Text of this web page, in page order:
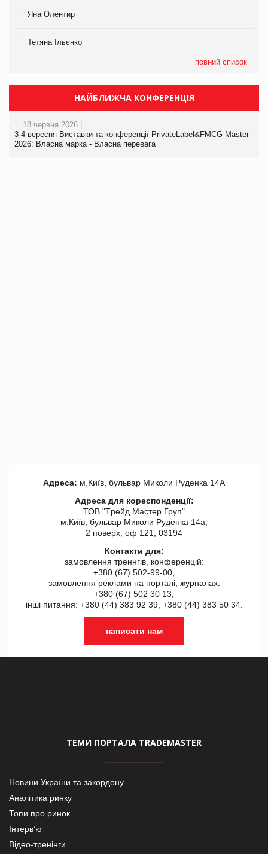
Яна Олентир
Тетяна Ільєнко
повний список
НАЙБЛИЖЧА КОНФЕРЕНЦІЯ
18 червня 2026 |
3-4 вересня Виставки та конференції PrivateLabel&FMCG Master-
2026: Власна марка - Власна перевага
Адреса: м.Київ, бульвар Миколи Руденка 14А
Адреса для кореспонденції:
ТОВ "Tрейд Мастер Груп"
м.Київ, бульвар Миколи Руденка 14а,
2 поверх, оф 121, 03194
Контакти для:
замовлення треннгів, конференцій:
+380 (67) 502-99-00,
замовлення реклами на порталі, журналах:
+380 (67) 502 30 13,
інші питання: +380 (44) 383 92 39, +380 (44) 383 50 34.
написати нам
ТЕМИ ПОРТАЛА TRADEMASTER
Новини України та закордону
Аналітика ринку
Топи про ринок
Інтерв’ю
Відео-тренінги